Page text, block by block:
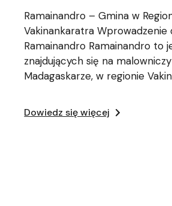
Ramainandro – Gmina w
Vakinankaratra Wprowadzenie
Ramainandro Ramainandro to
znajdujących się na
Madagaskarze, w regionie
Dowiedz się więcej